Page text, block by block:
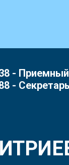
-
- Секретарь